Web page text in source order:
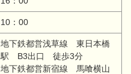
10：00
地下鉄都営浅草線 東日本橋
駅 B3出口 徒歩3分
地下鉄都営新宿線 馬喰横山